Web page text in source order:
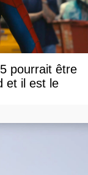
pourrait être
il est le